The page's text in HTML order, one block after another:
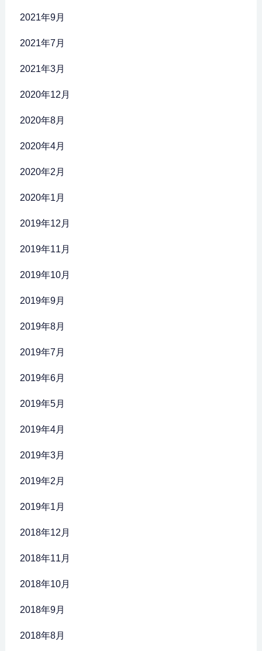
2021年9月
2021年7月
2021年3月
2020年12月
2020年8月
2020年4月
2020年2月
2020年1月
2019年12月
2019年11月
2019年10月
2019年9月
2019年8月
2019年7月
2019年6月
2019年5月
2019年4月
2019年3月
2019年2月
2019年1月
2018年12月
2018年11月
2018年10月
2018年9月
2018年8月